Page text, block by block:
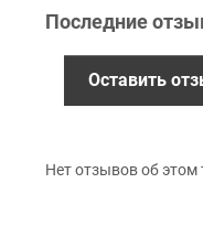
Гарантия
Для шлифования
придания им формы
Равномерное
Последние
Оставить
Нет отзывов об этом